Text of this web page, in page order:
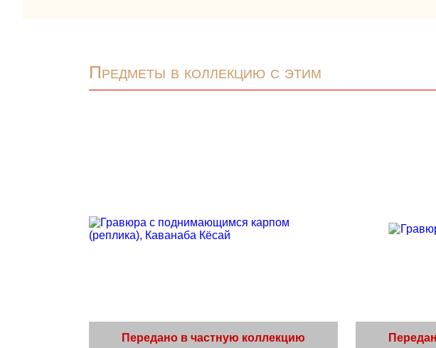
Предметы в коллекцию с этим
Передано в частную коллекцию